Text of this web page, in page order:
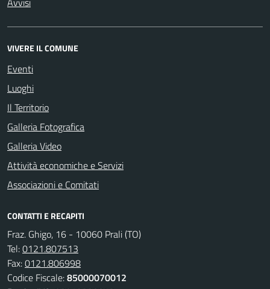
VIVERE IL COMUNE
Eventi
Luoghi
Il Territorio
Galleria Fotografica
Galleria Video
Attività economiche e Servizi
Associazioni e Comitati
CONTATTI E RECAPITI
Fraz. Ghigo, 16 - 10060 Prali (TO)
Tel:0121.807513
Fax:0121.806998
Codice Fiscale:85000070012